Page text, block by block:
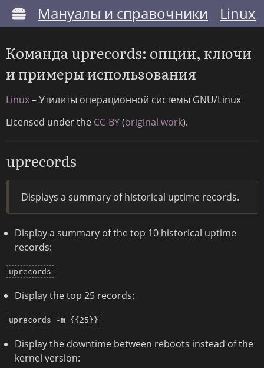
Мануалы и справочники Linux
Команда uprecords: опции, ключи
и примеры использования
Linux– Утилиты операционной системы GNU/Linux
Licensed under the CC-BY(original work).
uprecords
Displays a summary of historical uptime records.
Display a summary of the top 10 historical uptime
records:
uprecords
Display the top 25 records:
uprecords -m {{25}}
Display the downtime between reboots instead of the
kernel version: